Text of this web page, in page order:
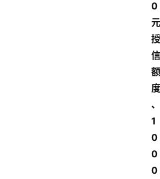
0
元
授
信
额
度
、
1
0
0
0